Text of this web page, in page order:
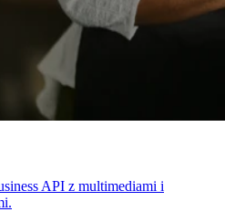
API z multimediami i